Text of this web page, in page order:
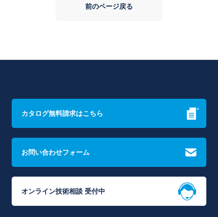
前のページ戻る
カタログ無料請求はこちら
お問い合わせフォーム
オンライン技術相談 受付中